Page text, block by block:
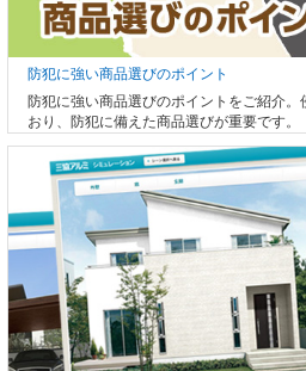
防犯に強い商品選びのポイント
防犯に強い商品選びのポイントをご紹介
おり、防犯に備えた商品選びが重要です。